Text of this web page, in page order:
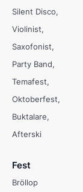
Silent Disco
Violinist
Saxofonist
Party Band
Temafest
Oktoberfest
Buktalare
Afterski
Fest
Bröllop